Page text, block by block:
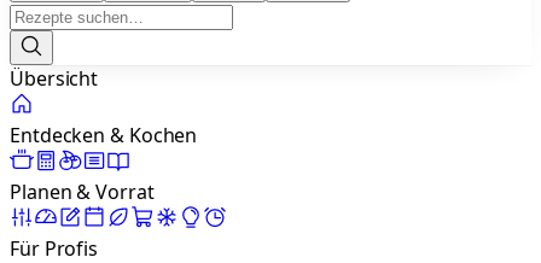
Übersicht
Entdecken & Kochen
Planen & Vorrat
Für Profis